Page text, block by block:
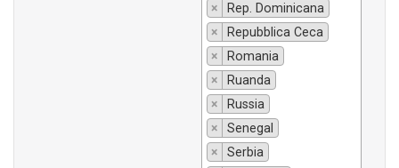
×
Rep. Dominicana
×
Repubblica Ceca
×
Romania
×
Ruanda
×
Russia
×
Senegal
×
Serbia